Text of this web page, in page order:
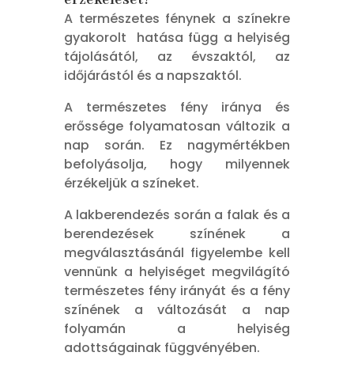
A természetes fénynek a színekre
gyakorolt hatása függ a helyiség
tájolásától, az évszaktól, az
időjárástól és a napszaktól.
A természetes fény iránya és
erőssége folyamatosan változik a
nap során. Ez nagymértékben
befolyásolja, hogy milyennek
érzékeljük a színeket.
A lakberendezés során a falak és a
berendezések színének a
megválasztásánál figyelembe kell
vennünk a helyiséget megvilágító
természetes fény irányát és a fény
színének a változását a nap
folyamán a helyiség
adottságainak függvényében.